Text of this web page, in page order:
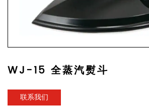
WJ-15 全蒸汽熨斗
联系我们